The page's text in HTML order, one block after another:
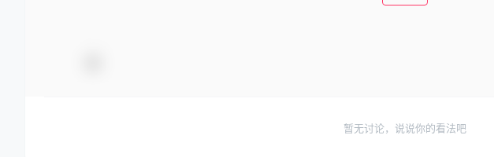
暂无讨论，说说你的看法吧